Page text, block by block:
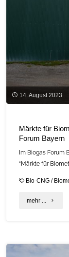
14. August 2023
Märkte für
Forum Bayern
Im Biogas Forum
“Märkte für
Bio-CNG /
mehr ... "Märkte